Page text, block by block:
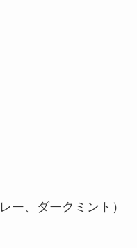
ー、ダークミント）